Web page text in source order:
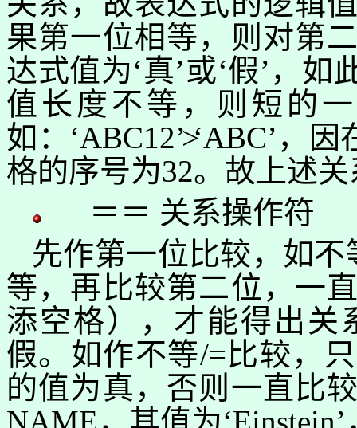
果第一位相等，则对第
达式值为‘真’或‘假’，
值长度不等，则短的
如： ‘ABC12’>‘ABC’ ，因
格的序号为32。故上述
＝＝ 关系操作符
先作第一位比较，如不
等，再比较第二位，一
添空格），才能得出关
假。 如作不等/= 比较，
的值为真，否则一直比